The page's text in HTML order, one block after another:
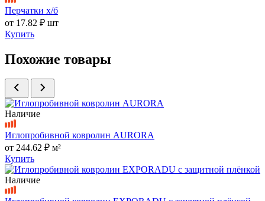
Перчатки х/б
от 17.82 ₽ шт
Купить
Похожие товары
Наличие
Иглопробивной ковролин AURORA
от 244.62 ₽ м²
Купить
Наличие